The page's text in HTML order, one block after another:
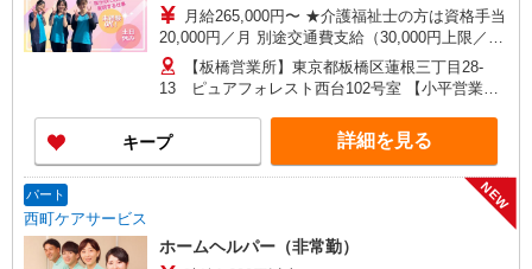
月給265,000円〜 ★介護福祉士の方は資格手当
20,000円／月 別途交通費支給（30,000円上限／
月） 別途残業手当（月平均残業時間15時間）残業
代全額支給
【板橋営業所】東京都板橋区蓮根三丁目28-
13 ピュアフォレスト西台102号室 【小平営業
ン1F東 【在宅介護センター調布】東京都調布市国
領町五丁目4-17 パレス調布1990A館 【在宅介護
センター府中】東京都府中市武蔵台二丁目20-16
メゾンド樹庵1階 【立川営業所】東京都立川市富
士見町一丁目21-18 野村ビル101号室 【在宅介護
センター成瀬】東京都町田市南成瀬五丁目1-6 コ
ーポ台益ナルセ B1F
キープ 詳細を見る
パート
西町ケアサービス
NEW
ホームヘルパー（非常勤）